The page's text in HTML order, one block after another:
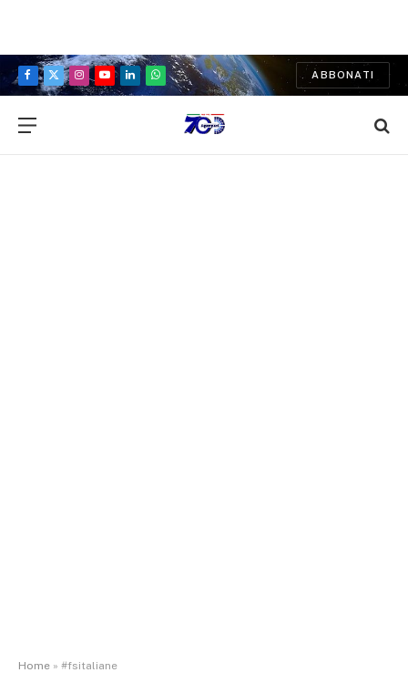
Facebook
X
Instagram
YouTubeLinkedInWhatsApp
ABBONATI
Home » #fsitaliane